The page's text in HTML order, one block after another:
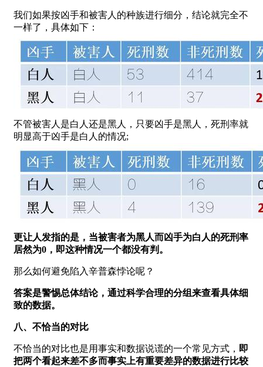
我们如果按凶手和被害人的种族进行细分，结论就完全不
一样了，具体如下：
不管被害人是白人还是黑人，只要凶手是黑人，死刑率就
明显高于凶手是白人的情况;
更让人发指的是，当被害者为黑人而凶手为白人的死刑率
居然为0，即这种情况一个都没有判。
那么如何避免陷入辛普森悖论呢？
答案是警惕总体结论，通过科学合理的分组来查看具体细
致的数据。
八、不恰当的对比
不恰当的对比也是用事实和数据说谎的一个常见方式， 即
把两个看起来差不多而事实上有重要差异的数据进行比较